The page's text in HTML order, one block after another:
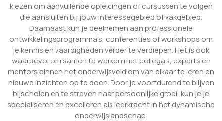
kiezen om aanvullende opleidingen of cursussen te volgen
die aansluiten bij jouw interessegebied of vakgebied.
Daarnaast kun je deelnemen aan professionele
ontwikkelingsprogramma’s, conferenties of workshops om
je kennis en vaardigheden verder te verdiepen. Het is ook
waardevol om samen te werken met collega’s, experts en
mentors binnen het onderwijsveld om van elkaar te leren en
nieuwe inzichten op te doen. Door je voortdurend te blijven
bijscholen en te streven naar persoonlijke groei, kun je je
specialiseren en excelleren als leerkracht in het dynamische
onderwijslandschap.